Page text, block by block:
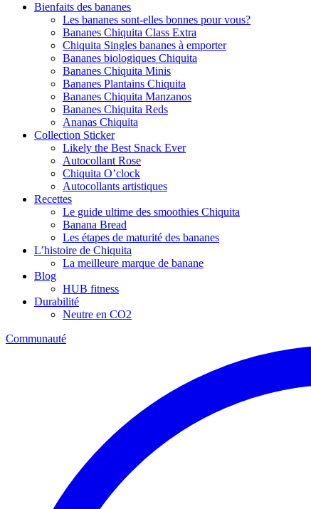
Bienfaits des bananes
Les bananes sont-elles bonnes pour vous?
Bananes Chiquita Class Extra
Chiquita Singles bananes à emporter
Bananes biologiques Chiquita
Bananes Chiquita Minis
Bananes Plantains Chiquita
Bananes Chiquita Manzanos
Bananes Chiquita Reds
Ananas Chiquita
Collection Sticker
Likely the Best Snack Ever
Autocollant Rose
Chiquita O’clock
Autocollants artistiques
Recettes
Le guide ultime des smoothies Chiquita
Banana Bread
Les étapes de maturité des bananes
L’histoire de Chiquita
La meilleure marque de banane
Blog
HUB fitness
Durabilité
Neutre en CO2
Communauté